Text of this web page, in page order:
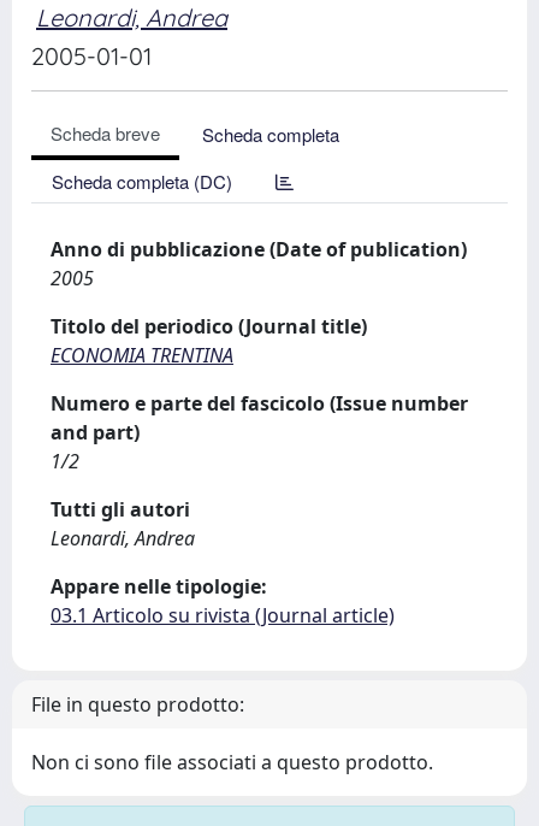
Leonardi, Andrea
2005-01-01
Scheda breve
Scheda completa
Scheda completa (DC)
Anno di pubblicazione (Date of publication)
2005
Titolo del periodico (Journal title)
ECONOMIA TRENTINA
Numero e parte del fascicolo (Issue number
and part)
1/2
Tutti gli autori
Leonardi, Andrea
Appare nelle tipologie:
03.1 Articolo su rivista (Journal article)
File in questo prodotto:
Non ci sono file associati a questo prodotto.